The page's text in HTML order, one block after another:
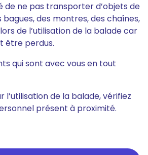
de ne pas transporter d’objets de
des montres, des chaînes,
de l’utilisation de la balade car
être perdus.
qui sont avec vous en tout
l’utilisation de la balade, vérifiez
présent à proximité.